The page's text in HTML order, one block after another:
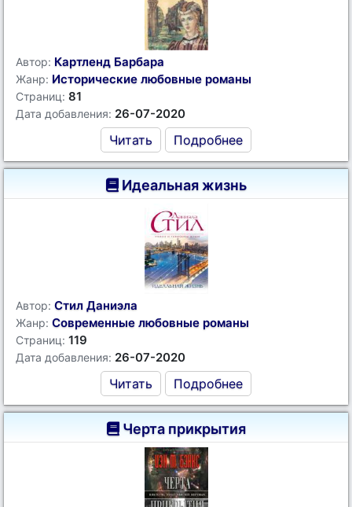
Автор: Картленд Барбара
Жанр: Исторические любовные романы
Страниц: 81
Дата добавления: 26-07-2020
Читать Подробнее
Идеальная жизнь
Автор: Стил Даниэла
Жанр: Современные любовные романы
Страниц: 119
Дата добавления: 26-07-2020
Читать Подробнее
Черта прикрытия